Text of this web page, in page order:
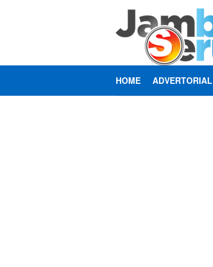
HOME ADVERTORIAL